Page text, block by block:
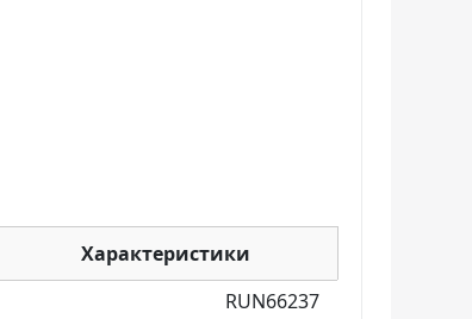
Характеристики
RUN66237